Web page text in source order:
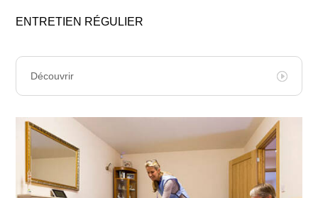
ENTRETIEN RÉGULIER
Découvrir